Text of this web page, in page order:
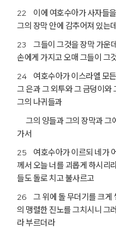
22 이에 여호수아가 사자들
그의 장막 안에 감추어져 있는
23 그들이 그것을 장막 가운
손에게 가지고 오매 그들이 그
24 여호수아가 이스라엘 모
그 은과 그 외투와 그 금덩이와
그의 나귀들과
그의 양들과 그의 장막과 그
가서
25 여호수아가 이르되 네가
께서 오늘 너를 괴롭게 하시리
들도 돌로 치고 불사르고
26 그 위에 돌 무더기를 크게
의 맹렬한 진노를 그치시니 그
라 부르더라